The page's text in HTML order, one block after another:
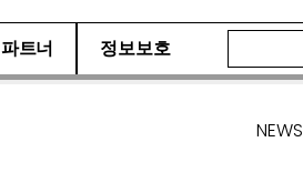
파트너 정보보호